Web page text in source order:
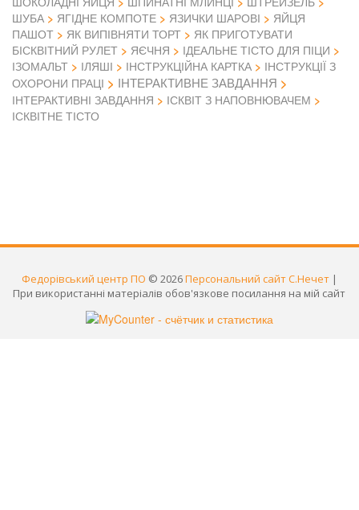
ШУБА
ЯГІДНЕ КОМПОТЕ ЯЗИЧКИ ШАРОВІ
ЯЙЦЯ
ПАШОТ
ЯК ВИПІВНЯТИ ТОРТ
ЯК ПРИГОТУВАТИ
БІСКВІТНИЙ РУЛЕТ
ЯЄЧНЯ
ІДЕАЛЬНЕ ТІСТО ДЛЯ ПІЦИ
ІЗОМАЛЬТ
ІЛЯШІ ІНСТРУКЦІЙНА КАРТКА
ІНСТРУКЦІЇ З
ОХОРОНИ ПРАЦІ
ІНТЕРАКТИВНЕ ЗАВДАННЯ
ІНТЕРАКТИВНІ ЗАВДАННЯ
ІСКВІТ З НАПОВНЮВАЧЕМ
ІСКВІТНЕ ТІСТО
Федорівський центр ПО © 2026Персональний сайт С.Нечет |
При використанні матеріалів обов'язкове посилання на мій сайт